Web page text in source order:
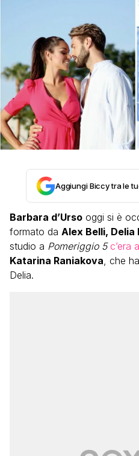
Aggiungi Biccy tra le
Barbara d’Urso oggi si è
formato da Alex Belli, Delia
studio a Pomeriggio 5 c’era
Katarina Raniakova, che
Delia.